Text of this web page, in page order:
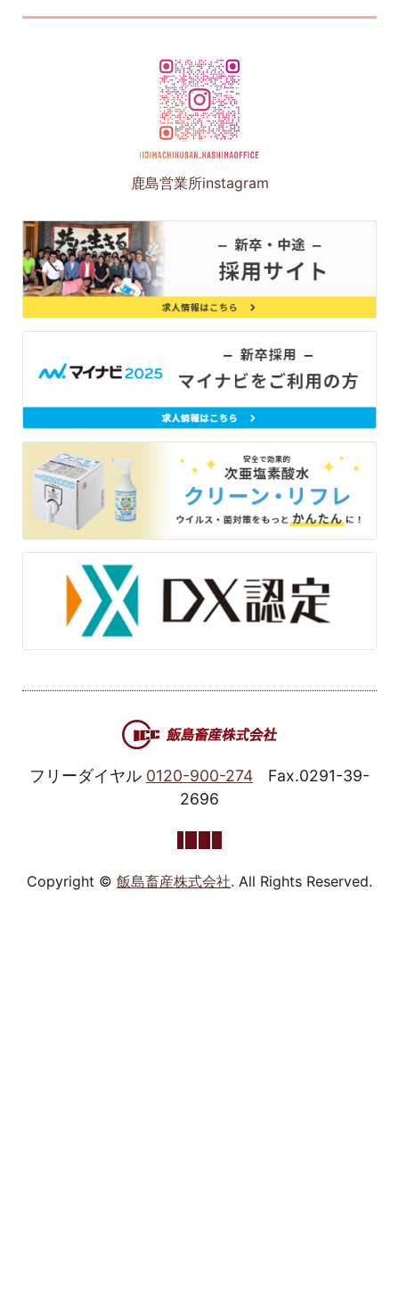
鹿島営業所instagram
フリーダイヤル 0120-900-274
Fax.0291-39-
2696
Copyright © 飯島畜産株式会社. All Rights Reserved.